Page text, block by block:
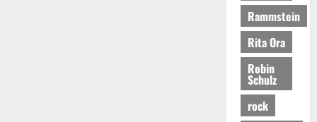
Rammstein
Rita Ora
Robin
Schulz
rock